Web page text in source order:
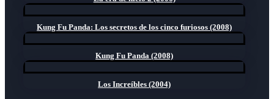
Kung Fu Panda: Los secretos de los cinco furiosos (2008)
Kung Fu Panda (2008)
Los Increíbles (2004)